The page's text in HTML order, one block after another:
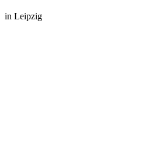
in Leipzig